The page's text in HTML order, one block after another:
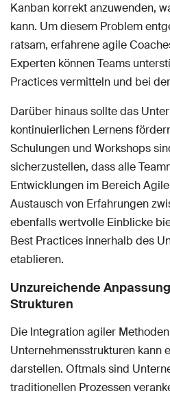
Kanban korrekt anzuwenden,
kann. Um diesem Problem
ratsam, erfahrene agile
Experten können Teams
Practices vermitteln und bei
Darüber hinaus sollte das
kontinuierlichen Lernens
Schulungen und Workshops
sicherzustellen, dass alle
Entwicklungen im Bereich
Austausch von Erfahrungen
ebenfalls wertvolle Einblicke
Best Practices innerhalb des
etablieren.
Unzureichende
Strukturen
Die Integration agiler
Unternehmensstrukturen kann
darstellen. Oftmals sind
traditionellen Prozessen